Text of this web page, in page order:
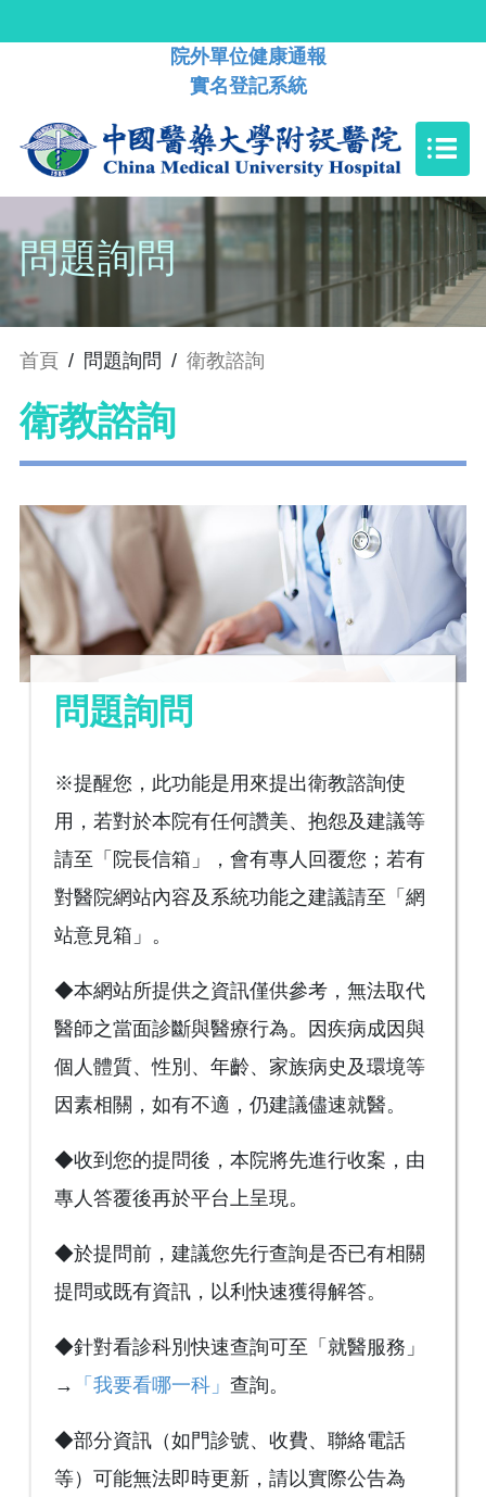
院外單位健康通報
實名登記系統
問題詢問
首頁 / 問題詢問 / 衛教諮詢
衛教諮詢
問題詢問
※提醒您，此功能是用來提出衛教諮詢使
用，若對於本院有任何讚美、抱怨及建議等
請至「院長信箱」，會有專人回覆您；若有
對醫院網站內容及系統功能之建議請至「網
站意見箱」。
◆本網站所提供之資訊僅供參考，無法取代
醫師之當面診斷與醫療行為。因疾病成因與
個人體質、性別、年齡、家族病史及環境等
因素相關，如有不適，仍建議儘速就醫。
◆收到您的提問後，本院將先進行收案，由
專人答覆後再於平台上呈現。
◆於提問前，建議您先行查詢是否已有相關
提問或既有資訊，以利快速獲得解答。
◆針對看診科別快速查詢可至「就醫服務」
→
「我要看哪一科」 查詢。
◆部分資訊（如門診號、收費、聯絡電話
等）可能無法即時更新，請以實際公告為